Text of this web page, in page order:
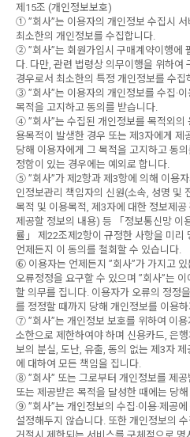
제15조 (개인정보보호)
① ”회사”는 이용자의 개인정보 수집시
최소한의 개인정보를 수집합니다.
② ”회사”는 회원가입시 구매계약이행에
다. 다만, 관련 법령상 의무이행을 위하여
경우로서 최소한의 특정 개인정보를 수
③ ”회사”는 이용자의 개인정보를 수집·
목적을 고지하고 동의를 받습니다.
④ ”회사”는 수집된 개인정보를 목적외의
용목적이 발생한 경우 또는 제3자에게 제
당해 이용자에게 그 목적을 고지하고 동
정함이 있는 경우에는 예외로 합니다.
⑤ ”회사”가 제2항과 제3항에 의해 이용
인정보관리 책임자의 신원(소속, 성명 및
목적 및 이용목적, 제3자에 대한 정보제
제공할 정보의 내용) 등 「정보통신망 이
률」 제22조제2항이 규정한 사항을 미리
언제든지 이 동의를 철회할 수 있습니다.
⑥ 이용자는 언제든지 ”회사”가 가지고
오류정정을 요구할 수 있으며 ”회사”는
할 의무를 집니다. 이용자가 오류의 정정
를 정정할 때까지 당해 개인정보를 이용하
⑦ ”회사”는 개인정보 보호를 위하여 이
소한으로 제한하여야 하며 신용카드, 은
보의 분실, 도난, 유출, 동의 없는 제3자
에 대하여 모든 책임을 집니다.
⑧ ”회사” 또는 그로부터 개인정보를 제
또는 제공받은 목적을 달성한 때에는 당
⑨ ”회사”는 개인정보의 수집·이용·제공
설정해두지 않습니다. 또한 개인정보의